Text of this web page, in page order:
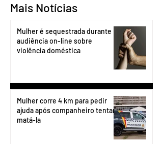
Mais Notícias
Mulher é sequestrada durante
audiência on-line sobre
violência doméstica
Mulher corre 4 km para pedir
ajuda após companheiro tentar
matá-la